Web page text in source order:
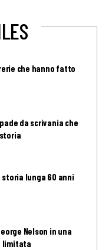
che hanno fatto
da scrivania che
lunga 60 anni
Nelson in una
limitata